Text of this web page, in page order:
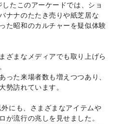
たこのアーケードでは、ショ
ナナのたたき売りや紙芝居な
た昭和のカルチャーを疑似体験
ざまなメディアでも取り上げら
った来場者数も増えつつあり、
勢訪れています。
にも、さまざまなアイテムや
が流行の兆しを見せました。